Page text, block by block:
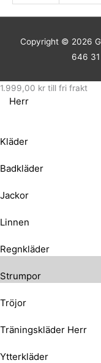
Copyright © 2026
646
1.999,00 kr till fri frakt
Herr
Kläder
Badkläder
Jackor
Linnen
Regnkläder
Strumpor
Tröjor
Träningskläder Herr
Ytterkläder